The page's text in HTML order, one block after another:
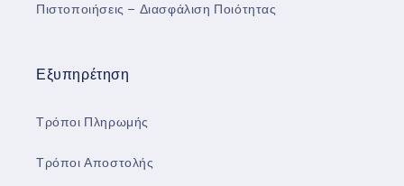
Πιστοποιήσεις – Διασφάλιση Ποιότητας
Εξυπηρέτηση
Τρόποι Πληρωμής
Τρόποι Αποστολής